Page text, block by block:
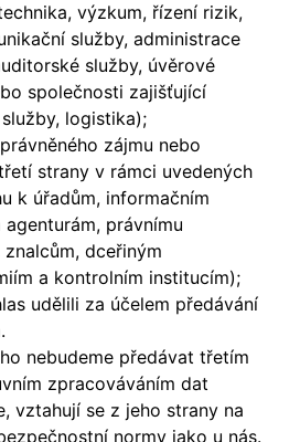
výzkum, řízení rizik,
služby, administrace
služby, úvěrové
společnosti zajišťující
logistika);
zájmu nebo
strany v rámci uvedených
k úřadům, informačním
právnímu
dceřiným
a kontrolním institucím);
udělili za účelem předávání
nebudeme předávat třetím
zpracováváním dat
vztahují se z jeho strany na
normy jako u nás.